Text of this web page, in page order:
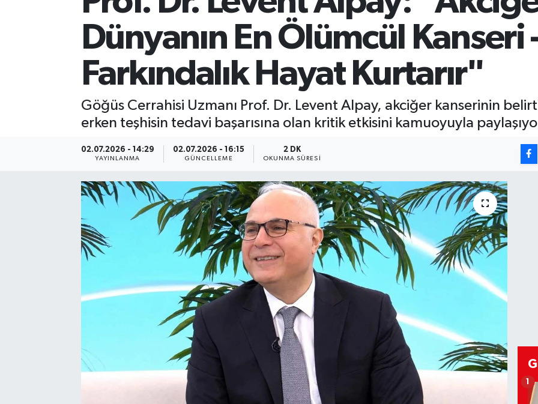
Dünyanın En Ölümcül
Farkındalık Hayat Kurtarır"
Göğüs Cerrahisi Uzmanı Prof. Dr. Levent Alpay, akciğer kanserinin
erken teşhisin tedavi başarısına olan kritik etkisini kamuoyuyla
02.07.2026 - 14:29
YAYINLANMA
02.07.2026 - 16:15
GÜNCELLEME
2 DK
OKUNMA SÜRESI
1